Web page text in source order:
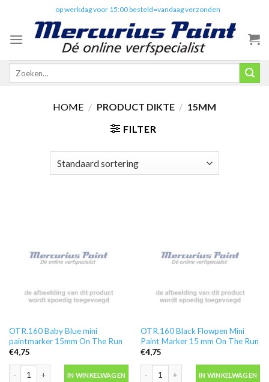
content
op werkdag voor 15:00 besteld=vandaag verzonden
Zoeken
HOME / PRODUCT DIKTE / 15MM
FILTER
OTR.160 Baby Blue mini
paintmarker 15mm On The Run
€4,75
IN WINKELWAGEN
OTR.160 Black Flowpen Mini
Paint Marker 15 mm On The Run
€4,75
IN WINKELWAGEN